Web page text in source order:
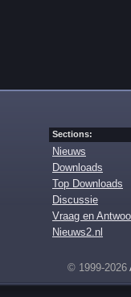
Sections:
Nieuws
Downloads
Top Downloads
Discussie
Vraag en
Nieuws2.nl
© 1999-2026